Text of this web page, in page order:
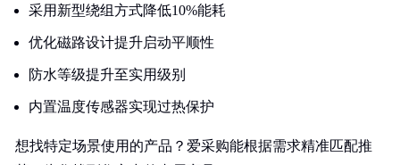
采用新型绕组方式降低10%能耗
优化磁路设计提升启动平顺性
防水等级提升至实用级别
内置温度传感器实现过热保护
想找特定场景使用的产品？爱采购能根据需求精准匹配推